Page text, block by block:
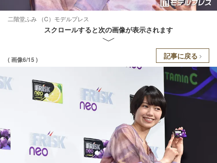
二階堂ふみ （C）モデルプレス
スクロールすると次の画像が表示されます
( 画像6/15 ) 記事に戻る